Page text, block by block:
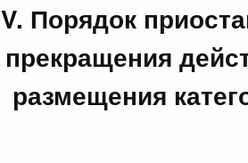
V. Порядок
прекращения
размещения